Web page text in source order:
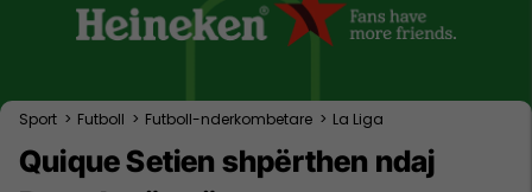
Sport > Futboll > Futboll-nderkombetare > La Liga
Quique Setien shpërthen ndaj